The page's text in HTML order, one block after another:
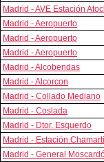
Madrid - AVE Estación
Madrid - Aeropuerto
Madrid - Aeropuerto
Madrid - Aeropuerto
Madrid - Alcobendas
Madrid - Alcorcon
Madrid - Collado Mediano
Madrid - Coslada
Madrid - Dtor. Esquerdo
Madrid - Estación
Madrid - General